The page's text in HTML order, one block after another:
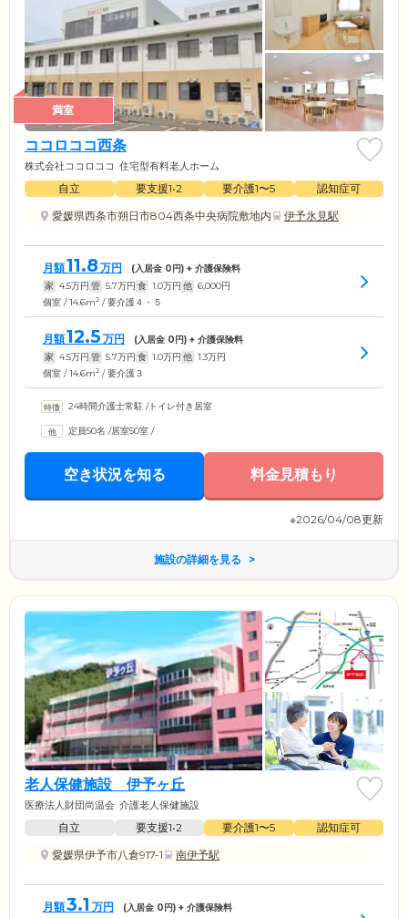
満室
ココロココ西条
株式会社ココロココ 住宅型有料老人ホーム
自立 要支援1•2 要介護1〜5
認知症可
愛媛県西条市朔日市804西条中央病院敷地内
伊予氷見駅
月額11.8 万円 (入居金 0円) + 介護保険料
家 4.5万円 管 5.7万円 食 1.0万円 他 6,000円
個室 / 14.6m2 / 要介護４・５
月額12.5 万円 (入居金 0円) + 介護保険料
家 4.5万円 管 5.7万円 食 1.0万円 他 1.3万円
個室 / 14.6m2 / 要介護３
24時間介護士常駐 /トイレ付き居室
定員50名 /居室50室 /
空き状況を知る 料金見積もり
※2026/04/08更新
施設の詳細を見る
老人保健施設 伊予ヶ丘
医療法人財団尚温会 介護老人保健施設
自立 要支援1•2 要介護1〜5
認知症可
愛媛県伊予市八倉917-1
南伊予駅
月額3.1 万円 (入居金 0円) + 介護保険料